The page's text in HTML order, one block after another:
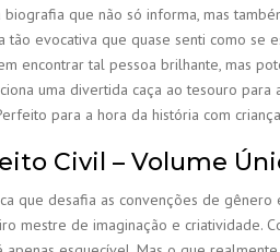
que não só informa, mas
tão evocativa que quase senti como se
encontrar tal pessoa brilhante, mas
uma divertida caça ao tesouro para
para a hora da história com
Civil – Volume
que desafia as convenções de
mestre de imaginação e criatividade.